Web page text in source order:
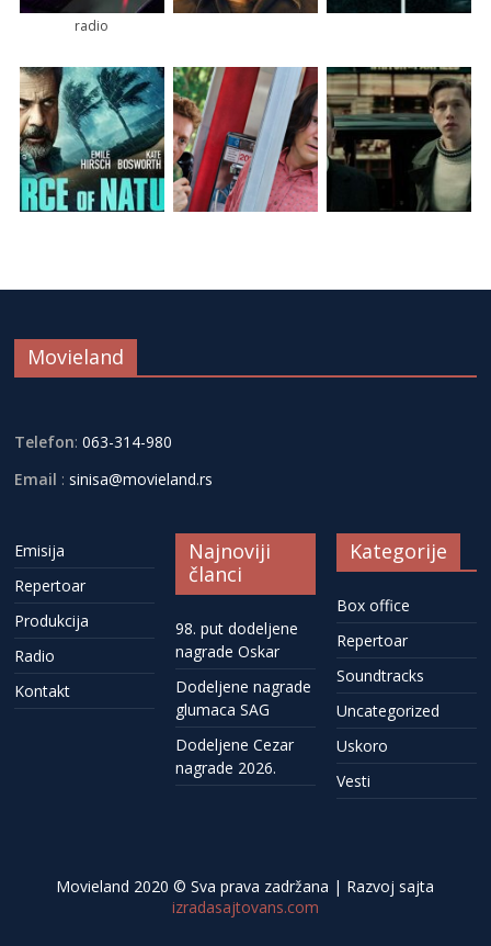
radio
Movieland
Telefon: 063-314-980
Email : sinisa@movieland.rs
Emisija
Repertoar
Produkcija
Radio
Kontakt
Najnoviji
članci
98. put dodeljene
nagrade Oskar
Dodeljene nagrade
glumaca SAG
Dodeljene Cezar
nagrade 2026.
Kategorije
Box office
Repertoar
Soundtracks
Uncategorized
Uskoro
Vesti
Movieland 2020 © Sva prava zadržana | Razvoj sajta
izradasajtovans.com